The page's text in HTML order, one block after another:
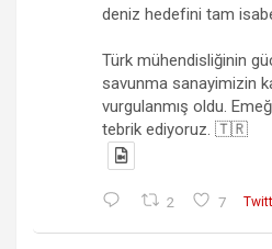
deniz hedefini tam
Türk mühendisliğinin
savunma sanayimizin
vurgulanmış oldu.
tebrik ediyoruz. 🇹🇷
2 7